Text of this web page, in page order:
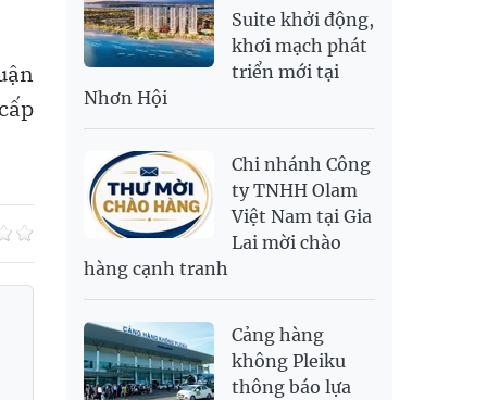
RUB
304.3
336.84
SAR
6,945.42
7,244.36
2,702.79
2,817.41
USD
26,000 26,030 26,410
Suite khởi động,
khơi mạch phát
triển mới tại
Nhơn Hội
Chi nhánh Công
ty TNHH Olam
Việt Nam tại Gia
Lai mời chào
hàng cạnh tranh
Cảng hàng
không Pleiku
thông báo lựa